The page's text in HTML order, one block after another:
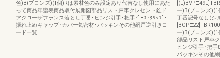
色)B(ブロンズ)(1個)Rは素材色のみ設定あり代替なし使用にあた
って商品年譜表商品取付展開図部品リスト戸車クレセント錠ド
アクローザフランス落とし丁番･ヒンジ引手･把手ﾋﾟｰｽ･ｸﾘｯﾌﾟ･
振れ止めキャップ･カバー気密材･パッキンその他網戸逆引きコ
ード一覧
ー)B(ブロンズ
丁番記号なし(シ
ー)B(ブロンズ)(1
部品リスト戸車
ヒンジ引手･把手
パッキンその他